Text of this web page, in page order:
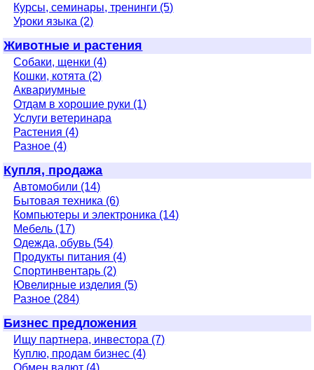
Курсы, семинары, тренинги (5)
Уроки языка (2)
Животные и растения
Собаки, щенки (4)
Кошки, котята (2)
Аквариумные
Отдам в хорошие руки (1)
Услуги ветеринара
Растения (4)
Разное (4)
Купля, продажа
Автомобили (14)
Бытовая техника (6)
Компьютеры и электроника (14)
Мебель (17)
Одежда, обувь (54)
Продукты питания (4)
Спортинвентарь (2)
Ювелирные изделия (5)
Разное (284)
Бизнес предложения
Ищу партнера, инвестора (7)
Куплю, продам бизнес (4)
Обмен валют (4)